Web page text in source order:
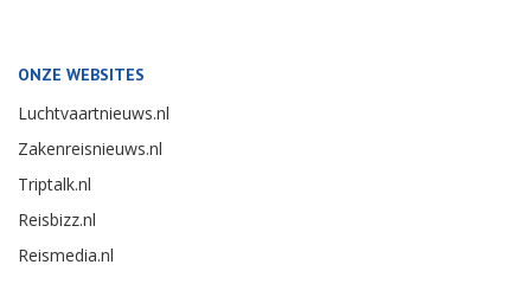
ONZE WEBSITES
Luchtvaartnieuws.nl
Zakenreisnieuws.nl
Triptalk.nl
Reisbizz.nl
Reismedia.nl